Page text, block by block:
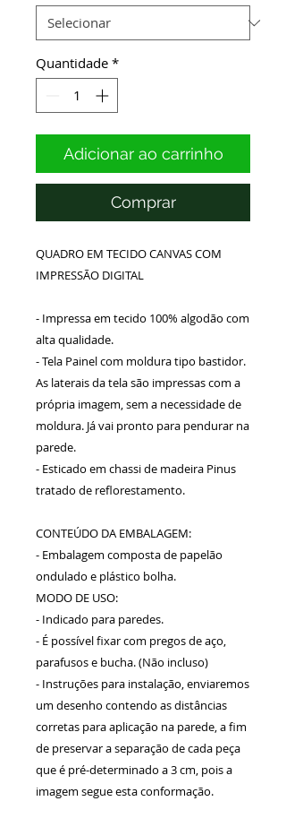
Quantidade *
Adicionar ao carrinho
Comprar
QUADRO EM TECIDO CANVAS COM
IMPRESSÃO DIGITAL
- Impressa em tecido 100% algodão com
alta qualidade.
- Tela Painel com moldura tipo bastidor.
As laterais da tela são impressas com a
própria imagem, sem a necessidade de
moldura. Já vai pronto para pendurar na
parede.
- Esticado em chassi de madeira Pinus
tratado de reflorestamento.
CONTEÚDO DA EMBALAGEM:
- Embalagem composta de papelão
ondulado e plástico bolha.
MODO DE USO:
- Indicado para paredes.
- É possível fixar com pregos de aço,
parafusos e bucha. (Não incluso)
- Instruções para instalação, enviaremos
um desenho contendo as distâncias
corretas para aplicação na parede, a fim
de preservar a separação de cada peça
que é pré-determinado a 3 cm, pois a
imagem segue esta conformação.